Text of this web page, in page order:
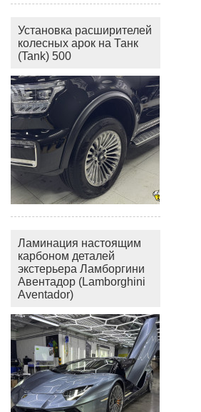
Установка расширителей
колесных арок на Танк
(Tank) 500
Ламинация настоящим
карбоном деталей
экстерьера Ламборгини
Авентадор (Lamborghini
Aventador)